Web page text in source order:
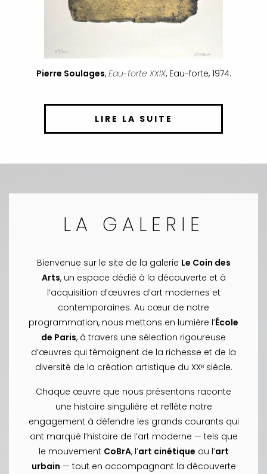
Pierre Soulages, Eau-forte XXIX, Eau-forte, 1974.
LIRE LA SUITE
LA GALERIE
Bienvenue sur le site de la galerie Le Coin des
Arts, un espace dédié à la découverte et à
l’acquisition d’œuvres d’art modernes et
contemporaines. Au cœur de notre
programmation, nous mettons en lumière l’École
de Paris, à travers une sélection rigoureuse
d’œuvres qui témoignent de la richesse et de la
diversité de la création artistique du XXᵉ siècle.
Chaque œuvre que nous présentons raconte
une histoire singulière et reflète notre
engagement à défendre les grands courants qui
ont marqué l’histoire de l’art moderne — tels que
le mouvement CoBrA, l’art cinétique ou l’art
urbain — tout en accompagnant la découverte